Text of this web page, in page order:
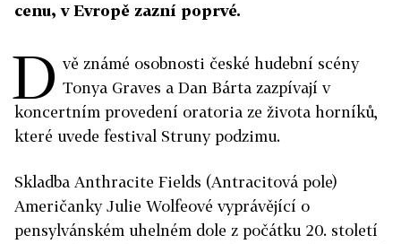
cenu, v Evropě zazní poprvé.
D vě známé osobnosti české hudební scény
Tonya Graves a Dan Bárta zazpívají v
koncertním provedení oratoria ze života horníků,
které uvede festival Struny podzimu.
Skladba Anthracite Fields (Antracitová pole)
Američanky Julie Wolfeové vyprávějící o
pensylvánském uhelném dole z počátku 20. století